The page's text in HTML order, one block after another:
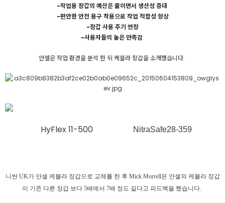
-작업용 장갑의 예산은 줄이면서 생산성 증대
-편안한 안전 용구 착용으로 작업 적합성 향상
-장갑 사용 주기 연장
-사용자들의 높은 만족감
안셀은 작업 환경을 분석 한 뒤 케블라 장갑을 소개했습니다.
HyFlex 11-500 NitraSafe28-359
니싼 UK가 안셀 케블라 장갑으로 교체를 한 후 Mick Morrell은 안셀의 케블라 장갑
이 기존 다른 장갑 보다 5배에서 7배 정도 길다고 피드백을 했습니다.